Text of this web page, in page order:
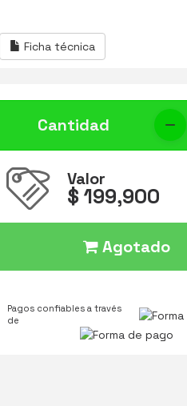
Ficha técnica
Cantidad
Valor
$ 199,900
Agotado
Pagos confiables a través
de